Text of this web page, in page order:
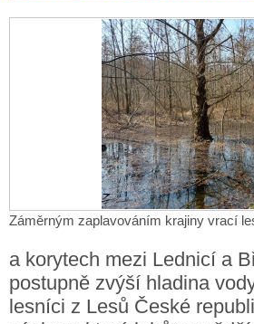
Záměrným zaplavováním krajiny vrací
a korytech mezi Lednicí a
postupně zvýší hladina
lesníci z Lesů České